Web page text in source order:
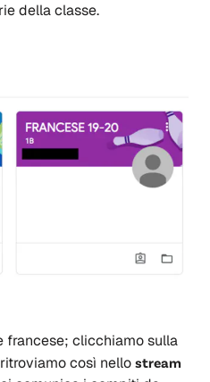
della classe.
francese; clicchiamo sulla
così nello stream